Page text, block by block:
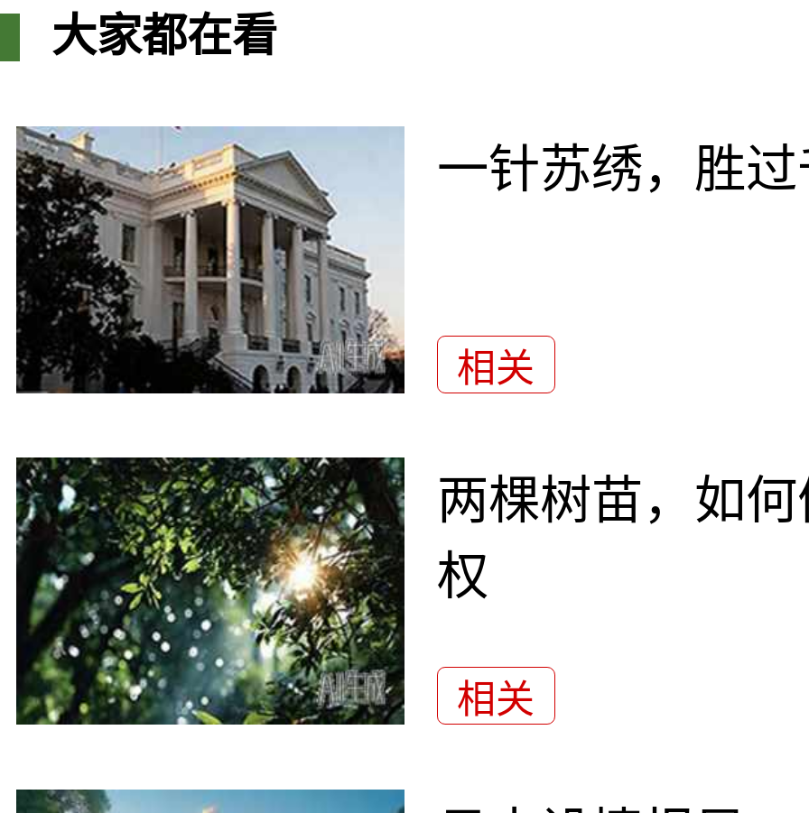
大家都在看
一针苏绣，胜
相关
两棵树苗，如
权
相关